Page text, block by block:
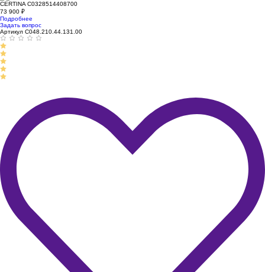
CERTINA C0328514408700
73 900 ₽
Подробнее
Задать вопрос
Артикул C048.210.44.131.00